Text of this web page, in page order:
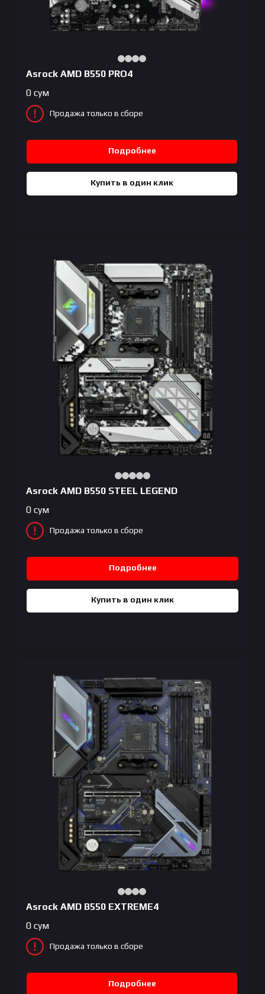
Asrock AMD B550 PRO4
0 сум
Продажа только в сборе
Подробнее
Купить в один клик
Asrock AMD B550 STEEL LEGEND
0 сум
Продажа только в сборе
Подробнее
Купить в один клик
Asrock AMD B550 EXTREME4
0 сум
Продажа только в сборе
Подробнее